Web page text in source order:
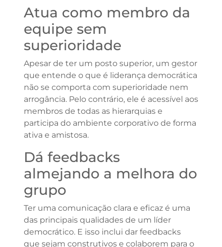
Atua como membro da
equipe sem
superioridade
Apesar de ter um posto superior, um gestor
que entende o que é liderança democrática
não se comporta com superioridade nem
arrogância. Pelo contrário, ele é acessível aos
membros de todas as hierarquias e
participa do ambiente corporativo de forma
ativa e amistosa.
Dá feedbacks
almejando a melhora do
grupo
Ter uma comunicação clara e eficaz é uma
das principais qualidades de um líder
democrático. E isso inclui dar feedbacks
que sejam construtivos e colaborem para o